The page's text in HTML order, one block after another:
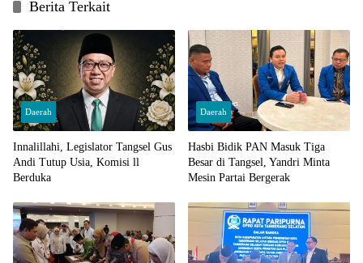
Berita Terkait
Daerah
Innalillahi, Legislator Tangsel Gus
Andi Tutup Usia, Komisi ll
Berduka
Daerah
Hasbi Bidik PAN Masuk Tiga
Besar di Tangsel, Yandri Minta
Mesin Partai Bergerak